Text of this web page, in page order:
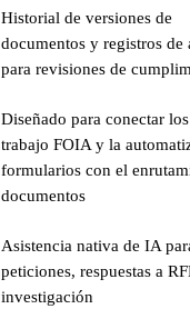
Historial de versiones de
documentos y registros de
para revisiones de
Diseñado para conectar
trabajo FOIA y la
formularios con el
documentos
Asistencia nativa de IA
peticiones, respuestas a
investigación